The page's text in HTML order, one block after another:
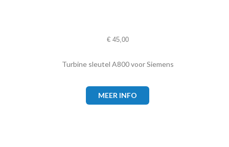
€45,00
Turbine sleutel A800 voor Siemens
MEER INFO